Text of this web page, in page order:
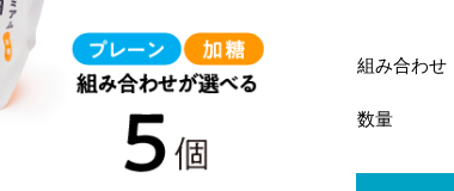
組み合わせ
数量